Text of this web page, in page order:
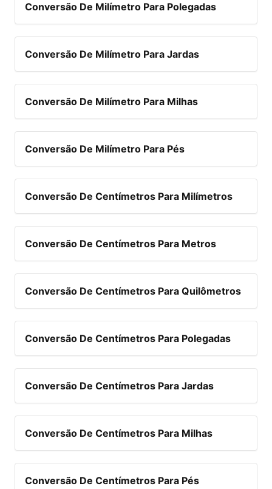
Conversão De Milímetro Para Polegadas
Conversão De Milímetro Para Jardas
Conversão De Milímetro Para Milhas
Conversão De Milímetro Para Pés
Conversão De Centímetros Para Milímetros
Conversão De Centímetros Para Metros
Conversão De Centímetros Para Quilômetros
Conversão De Centímetros Para Polegadas
Conversão De Centímetros Para Jardas
Conversão De Centímetros Para Milhas
Conversão De Centímetros Para Pés